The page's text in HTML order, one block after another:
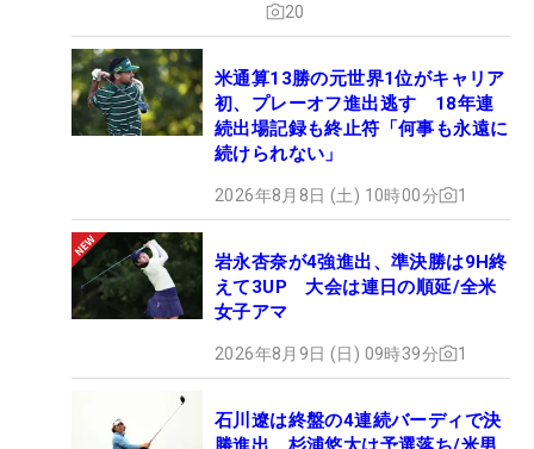
20
米通算13勝の元世界1位がキャリア
初、プレーオフ進出逃す 18年連
続出場記録も終止符「何事も永遠に
続けられない」
2026年8月8日 (土) 10時00分 1
岩永杏奈が4強進出、準決勝は9H終
えて3UP 大会は連日の順延/全米
女子アマ
2026年8月9日 (日) 09時39分 1
石川遼は終盤の4連続バーディで決